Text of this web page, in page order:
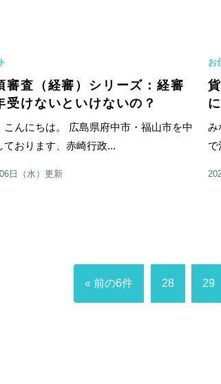
審査（経審）シリーズ：経審
受けないといけないの？
こんにちは。 広島県府中市・福山市を中
ております、赤崎行政...
日（水）更新
お
み
で
« 前の6件 28 29